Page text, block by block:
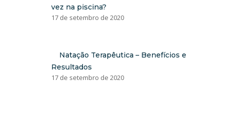
vez na piscina?
17 de setembro de 2020
Natação Terapêutica – Benefícios e
Resultados
17 de setembro de 2020